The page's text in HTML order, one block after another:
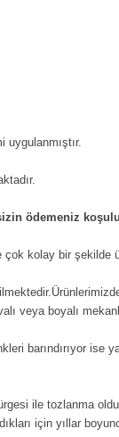
uygulanmıştır.
ödemeniz
kolay bir şekilde
veya boyalı
barındırıyor ise
ile tozlanma
için yıllar